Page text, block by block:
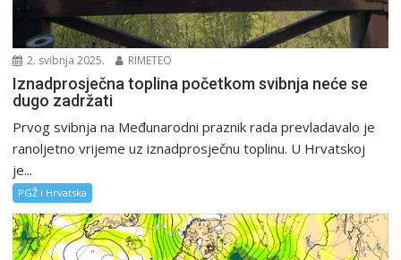
2. svibnja 2025. RIMETEO
Iznadprosječna toplina početkom svibnja neće se
dugo zadržati
Prvog svibnja na Međunarodni praznik rada prevladavalo je
ranoljetno vrijeme uz iznadprosječnu toplinu. U Hrvatskoj
je...
PGŽ i Hrvatska